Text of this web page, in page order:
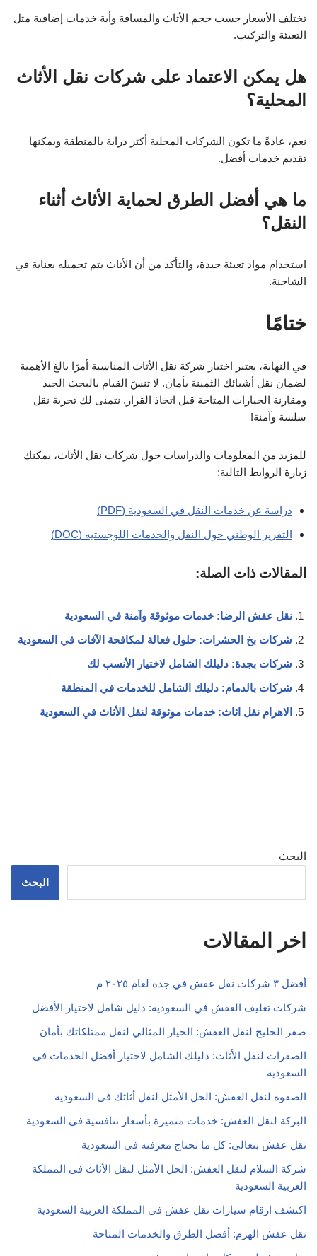
تختلف الأسعار حسب حجم الأثاث والمسافة وأية خدمات إضافية مثل
التعبئة والتركيب.
هل يمكن الاعتماد على شركات نقل الأثاث
المحلية؟
نعم، عادةً ما تكون الشركات المحلية أكثر دراية بالمنطقة ويمكنها
تقديم خدمات أفضل.
ما هي أفضل الطرق لحماية الأثاث أثناء
النقل؟
استخدام مواد تعبئة جيدة، والتأكد من أن الأثاث يتم تحميله بعناية في
الشاحنة.
ختامًا
في النهاية، يعتبر اختيار شركة نقل الأثاث المناسبة أمرًا بالغ الأهمية
لضمان نقل أشيائك الثمينة بأمان. لا تنسَ القيام بالبحث الجيد
ومقارنة الخيارات المتاحة قبل اتخاذ القرار. نتمنى لك تجربة نقل
سلسة وآمنة!
للمزيد من المعلومات والدراسات حول شركات نقل الأثاث، يمكنك
زيارة الروابط التالية:
دراسة عن خدمات النقل في السعودية (PDF)
التقرير الوطني حول النقل والخدمات اللوجستية (DOC)
المقالات ذات الصلة:
نقل عفش الرضا: خدمات موثوقة وآمنة في السعودية
شركات بخ الحشرات: حلول فعالة لمكافحة الآفات في السعودية
شركات بجدة: دليلك الشامل لاختيار الأنسب لك
شركات بالدمام: دليلك الشامل للخدمات في المنطقة
الاهرام نقل اثاث: خدمات موثوقة لنقل الأثاث في السعودية
البحث
البحث
اخر المقالات
أفضل ٣ شركات نقل عفش في جدة لعام ٢٠٢٥ م
شركات تغليف العفش في السعودية: دليل شامل لاختيار الأفضل
صقر الخليج لنقل العفش: الخيار المثالي لنقل ممتلكاتك بأمان
الصفرات لنقل الأثاث: دليلك الشامل لاختيار أفضل الخدمات في
السعودية
الصفوة لنقل العفش: الحل الأمثل لنقل أثاثك في السعودية
البركة لنقل العفش: خدمات متميزة بأسعار تنافسية في السعودية
نقل عفش بنغالي: كل ما تحتاج معرفته في السعودية
شركة السلام لنقل العفش: الحل الأمثل لنقل الأثاث في المملكة
العربية السعودية
اكتشف ارقام سيارات نقل عفش في المملكة العربية السعودية
نقل عفش الهرم: أفضل الطرق والخدمات المتاحة